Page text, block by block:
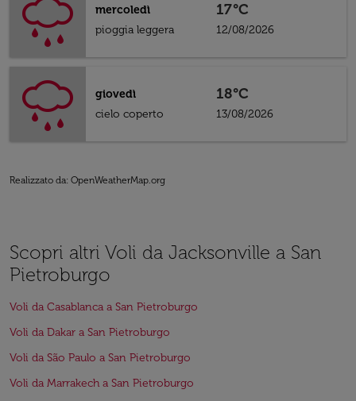
mercoledì
pioggia leggera
17°C
12/08/2026
giovedì
cielo coperto
18°C
13/08/2026
Realizzato da: OpenWeatherMap.org
Scopri altri Voli da Jacksonville a San
Pietroburgo
Voli da Casablanca a San Pietroburgo
Voli da Dakar a San Pietroburgo
Voli da São Paulo a San Pietroburgo
Voli da Marrakech a San Pietroburgo